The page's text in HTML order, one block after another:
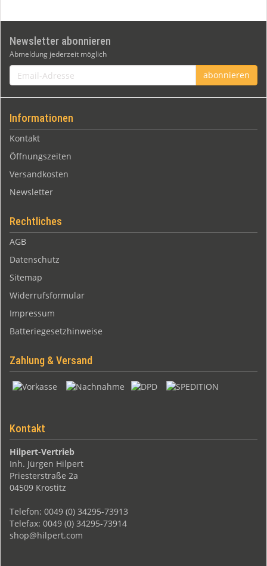
Newsletter abonnieren
Abmeldung jederzeit möglich
Email-
Adresse
abonnieren
Informationen
Kontakt
Öffnungszeiten
Versandkosten
Newsletter
Rechtliches
AGB
Datenschutz
Sitemap
Widerrufsformular
Impressum
Batteriegesetzhinweise
Zahlung & Versand
Kontakt
Hilpert-Vertrieb
Inh. Jürgen Hilpert
Priesterstraße 2a
04509 Krostitz
Telefon: 0049 (0) 34295-73913
Telefax: 0049 (0) 34295-73914
shop@hilpert.com